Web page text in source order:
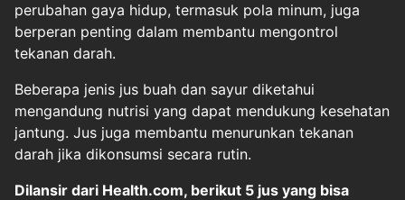
perubahan gaya hidup, termasuk pola minum, juga
berperan penting dalam membantu mengontrol
tekanan darah.
Beberapa jenis jus buah dan sayur diketahui
mengandung nutrisi yang dapat mendukung kesehatan
jantung. Jus juga membantu menurunkan tekanan
darah jika dikonsumsi secara rutin.
Dilansir dari Health.com, berikut 5 jus yang bisa